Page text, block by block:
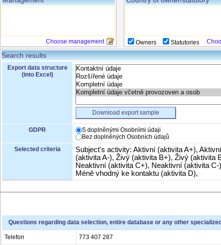
Choose management Owners Statutories
Search results
Export data structure
(into Excel)
Download export sample
GDPR
S doplněnými Osobními údaji
Bez doplněných Osobních údajů
Selected criteria
Subject's activity: Aktivní (aktivita A+), Aktivní
(aktivita A-), Živý (aktivita B+), Živý (aktivita
Neaktivní (aktivita C+), Neaktivní (aktivita C-
Méně vhodný ke kontaktu (aktivita D),
Questions regarding data selection, entire database or any other
Telefon 773 407 287